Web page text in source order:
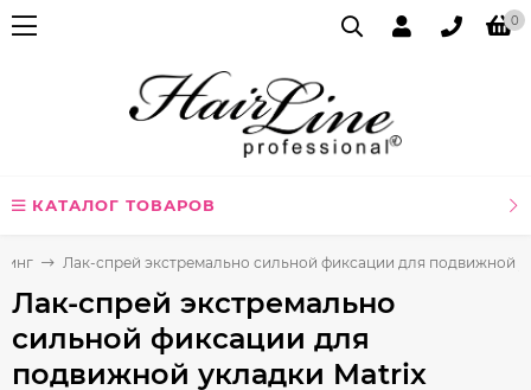
0
КАТАЛОГ ТОВАРОВ
Лак-спрей экстремально сильной фиксации для подвижной
Лак-спрей экстремально
сильной фиксации для
подвижной укладки Matrix